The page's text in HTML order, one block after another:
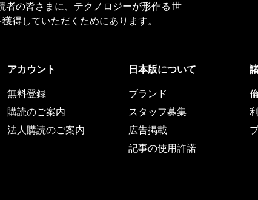
者の皆さまに、テクノロジーが形作る 世
得していただくためにあります。
アカウント
無料登録
購読のご案内
法人購読のご案内
日本版について
ブランド
スタッフ募集
広告掲載
記事の使用許諾